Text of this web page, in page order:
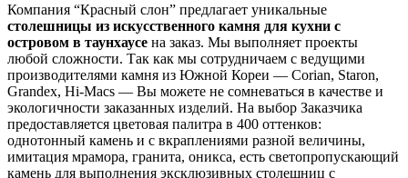
Компания “Красный слон” предлагает уникальные
столешницы из искусственного камня для кухни с
островом в таунхаусе на заказ. Мы выполняет проекты
любой сложности. Так как мы сотрудничаем с ведущими
производителями камня из Южной Кореи — Corian, Staron,
Grandex, Hi-Macs — Вы можете не сомневаться в качестве и
экологичности заказанных изделий. На выбор Заказчика
предоставляется цветовая палитра в 400 оттенков:
однотонный камень и с вкраплениями разной величины,
имитация мрамора, гранита, оникса, есть светопропускающий
камень для выполнения эксклюзивных столешниц с